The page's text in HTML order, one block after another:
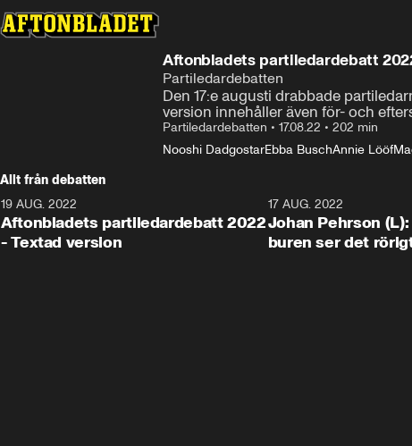
Aftonbladets partiledardebatt
Partiledardebatten
Den 17:e augusti drabbade
version innehåller även för- och
Partiledardebatten • 17.08.22 • 202 min
Nooshi DadgostarEbba BuschAnnie Lööf
Allt från debatten
19 AUG. 2022
Aftonbladets partiledardebatt 2022
- Textad version
17 AUG. 2022
Johan Pehrson
buren ser det